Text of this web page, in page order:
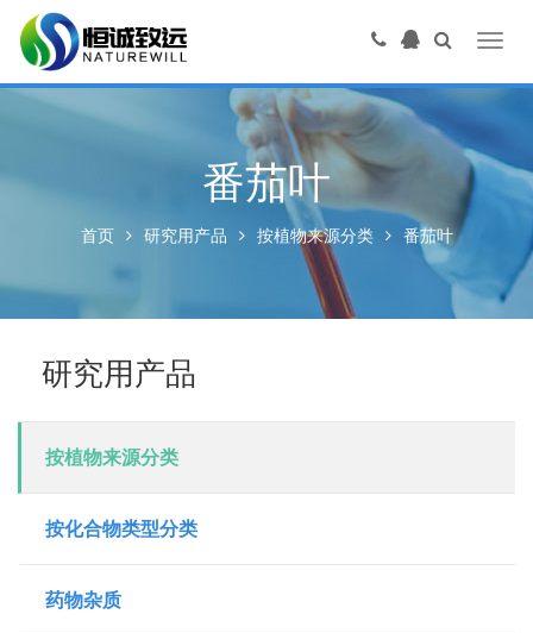
番茄叶
首页 研究用产品 按植物来源分类 番茄叶
研究用产品
按植物来源分类
按化合物类型分类
药物杂质